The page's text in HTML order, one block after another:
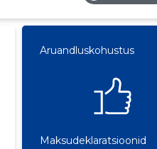
Aruandluskohustus
Maksudeklaratsioonid